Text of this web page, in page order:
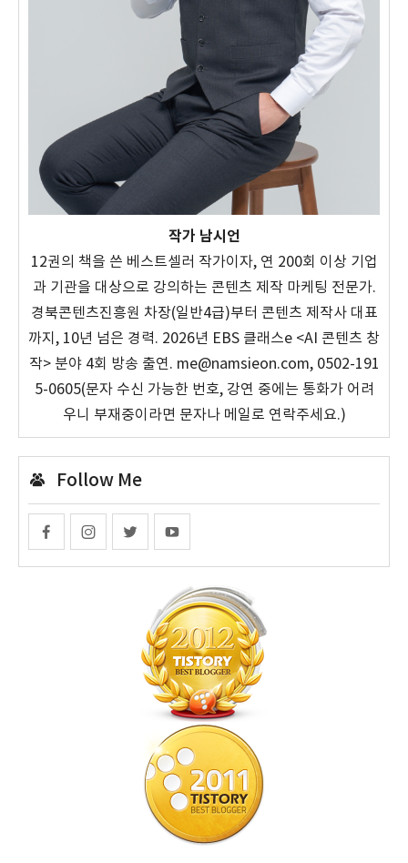
작가 남시언
12권의 책을 쓴 베스트셀러 작가이자, 연 200회 이상 기업
과 기관을 대상으로 강의하는 콘텐츠 제작 마케팅 전문가.
경북콘텐츠진흥원 차장(일반4급)부터 콘텐츠 제작사 대표
까지, 10년 넘은 경력. 2026년 EBS 클래스e <AI 콘텐츠 창
작> 분야 4회 방송 출연. me@namsieon.com, 0502-191
5-0605(문자 수신 가능한 번호, 강연 중에는 통화가 어려
우니 부재중이라면 문자나 메일로 연락주세요.)
Follow Me